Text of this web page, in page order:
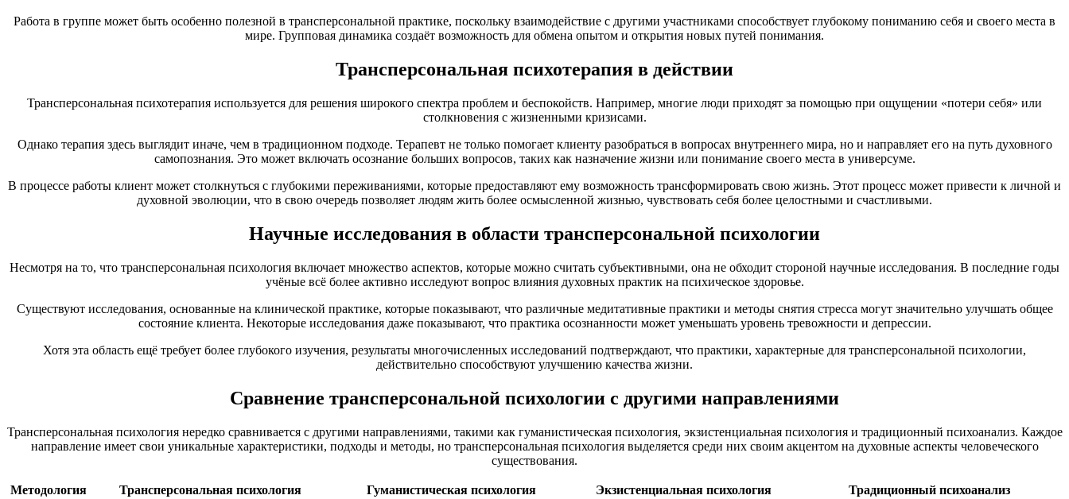
Работа в группе может быть особенно полезной в трансперсональной практике, поскольку взаимодействие с другими участниками способствует глубокому пониманию себя и своего места в
мире. Групповая динамика создаёт возможность для обмена опытом и открытия новых путей понимания.
Трансперсональная психотерапия в действии
Трансперсональная психотерапия используется для решения широкого спектра проблем и беспокойств. Например, многие люди приходят за помощью при ощущении «потери себя» или
столкновения с жизненными кризисами.
Однако терапия здесь выглядит иначе, чем в традиционном подходе. Терапевт не только помогает клиенту разобраться в вопросах внутреннего мира, но и направляет его на путь духовного
самопознания. Это может включать осознание больших вопросов, таких как назначение жизни или понимание своего места в универсуме.
В процессе работы клиент может столкнуться с глубокими переживаниями, которые предоставляют ему возможность трансформировать свою жизнь. Этот процесс может привести к личной и
духовной эволюции, что в свою очередь позволяет людям жить более осмысленной жизнью, чувствовать себя более целостными и счастливыми.
Научные исследования в области трансперсональной психологии
Несмотря на то, что трансперсональная психология включает множество аспектов, которые можно считать субъективными, она не обходит стороной научные исследования. В последние годы
учёные всё более активно исследуют вопрос влияния духовных практик на психическое здоровье.
Существуют исследования, основанные на клинической практике, которые показывают, что различные медитативные практики и методы снятия стресса могут значительно улучшать общее
состояние клиента. Некоторые исследования даже показывают, что практика осознанности может уменьшать уровень тревожности и депрессии.
Хотя эта область ещё требует более глубокого изучения, результаты многочисленных исследований подтверждают, что практики, характерные для трансперсональной психологии,
действительно способствуют улучшению качества жизни.
Сравнение трансперсональной психологии с другими направлениями
Трансперсональная психология нередко сравнивается с другими направлениями, такими как гуманистическая психология, экзистенциальная психология и традиционный психоанализ. Каждое
направление имеет свои уникальные характеристики, подходы и методы, но трансперсональная психология выделяется среди них своим акцентом на духовные аспекты человеческого
существования.
Методология Трансперсональная психология Гуманистическая психология Экзистенциальная психология
Традиционный психоанализ